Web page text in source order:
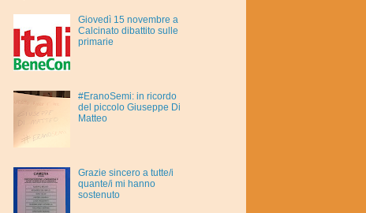
Giovedì 15 novembre a
Calcinato dibattito sulle
primarie
#EranoSemi: in ricordo
del piccolo Giuseppe Di
Matteo
Grazie sincero a tutte/i
quante/i mi hanno
sostenuto